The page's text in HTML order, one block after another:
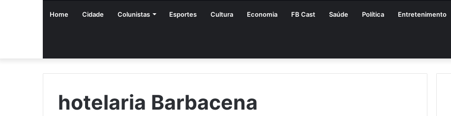
Home Cidade Colunistas Esportes Cultura Economia FB Cast Saúde Política Entretenimento
hotelaria Barbacena